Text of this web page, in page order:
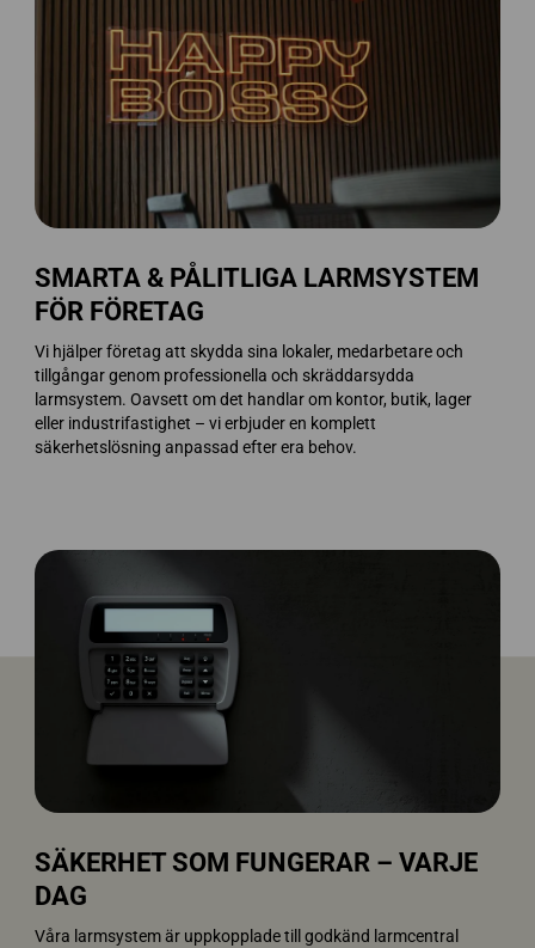
SMARTA & PÅLITLIGA LARMSYSTEM
FÖR FÖRETAG
Vi hjälper företag att skydda sina lokaler, medarbetare och
tillgångar genom professionella och skräddarsydda
larmsystem. Oavsett om det handlar om kontor, butik, lager
eller industrifastighet – vi erbjuder en komplett
säkerhetslösning anpassad efter era behov.
SÄKERHET SOM FUNGERAR – VARJE
DAG
Våra larmsystem är uppkopplade till godkänd larmcentral